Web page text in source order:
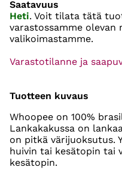
Saatavuus
Heti. Voit tilata tätä
varastossamme olevan
valikoimastamme.
Varastotilanne ja
Tuotteen kuvaus
Whoopee on 100%
Lankakakussa on
on pitkä värijuoksutus.
huivin tai kesätopin tai
kesätopin.